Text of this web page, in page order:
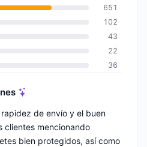
651
102
43
22
36
de envío y el buen
clientes mencionando
bien protegidos, así como